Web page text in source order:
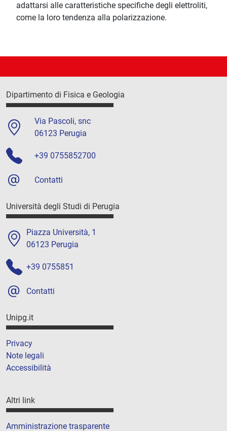
adattarsi alle caratteristiche specifiche degli elettroliti,
come la loro tendenza alla polarizzazione.
Dipartimento di Fisica e Geologia
Via Pascoli, snc
06123 Perugia
+39 0755852700
Contatti
Università degli Studi di Perugia
Piazza Università, 1
06123 Perugia
+39 0755851
Contatti
Unipg.it
Privacy
Note legali
Accessibilità
Altri link
Amministrazione trasparente